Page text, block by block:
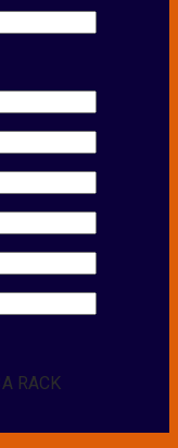
RACK